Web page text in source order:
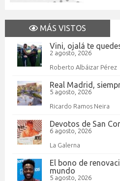
MÁS VISTOS
Vini, ojalá te
2 agosto, 2026
Roberto Albáizar Pérez
Real Madrid,
5 agosto, 2026
Ricardo Ramos Neira
Devotos de San
6 agosto, 2026
La Galerna
El bono de
mundo
5 agosto, 2026